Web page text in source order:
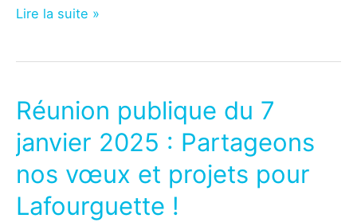
Reconstruction
DECOSET
confirme
sa
Lire la suite »
Réunion publique du 7
janvier 2025 : Partageons
nos vœux et projets pour
Lafourguette !